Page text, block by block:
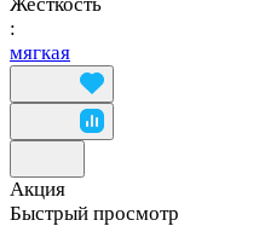
:
мягкая
Акция
Быстрый просмотр